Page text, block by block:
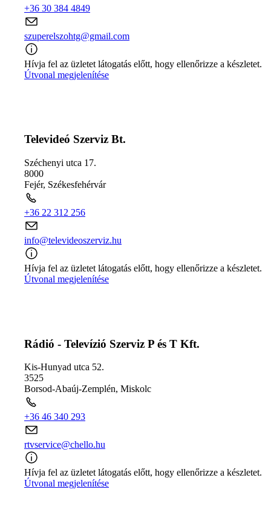
+36 30 384 4849
szuperelszohtg@gmail.com
Hívja fel az üzletet látogatás előtt, hogy ellenőrizze a készletet.
Útvonal megjelenítése
Televideó Szerviz Bt.
Széchenyi utca 17.
8000
Fejér, Székesfehérvár
+36 22 312 256
info@televideoszerviz.hu
Hívja fel az üzletet látogatás előtt, hogy ellenőrizze a készletet.
Útvonal megjelenítése
Rádió - Televízió Szerviz P és T Kft.
Kis-Hunyad utca 52.
3525
Borsod-Abaúj-Zemplén, Miskolc
+36 46 340 293
rtvservice@chello.hu
Hívja fel az üzletet látogatás előtt, hogy ellenőrizze a készletet.
Útvonal megjelenítése